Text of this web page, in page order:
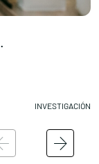
INVESTIGACIÓN